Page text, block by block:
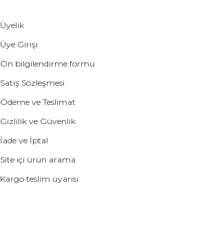
Üyelik
Üye Girişi
Ön bilgilendirme formu
Satış Sözleşmesi
Ödeme ve Teslimat
Gizlilik ve Güvenlik
İade ve İptal
Site içi ürün arama
Kargo teslim uyarısı